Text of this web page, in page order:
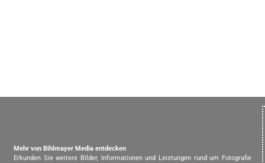
Mehr von Bihlmayer Media entdecken
Erkunden Sie weitere Bilder, Informationen und Leistungen rund um Fotografie